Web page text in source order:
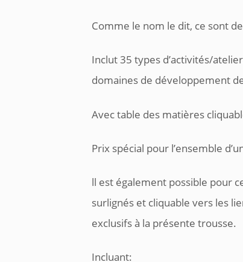
Comme le nom le dit, ce sont
Inclut 35 types d’activités/
domaines de développement
Avec table des matières
Prix spécial pour l’ensemble
ll est également possible pour
surlignés et cliquable vers les
exclusifs à la présente trousse.
Incluant: